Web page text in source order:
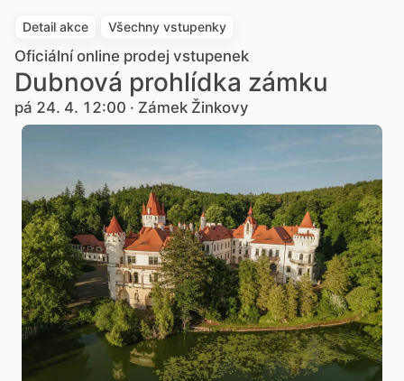
Detail akce Všechny vstupenky
Oficiální online prodej vstupenek
Dubnová prohlídka zámku
pá 24. 4. 12:00 · Zámek Žinkovy